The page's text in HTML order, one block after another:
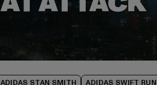
ADIDAS STAN SMITH ADIDAS SWIFT RUN